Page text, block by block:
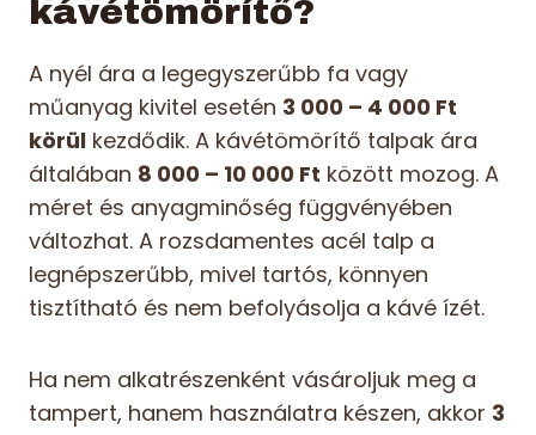
kávétömörítő?
A nyél ára a legegyszerűbb fa vagy
műanyag kivitel esetén 3 000 – 4 000 Ft
körül kezdődik. A kávétömörítő talpak ára
általában 8 000 – 10 000 Ft között mozog. A
méret és anyagminőség függvényében
változhat. A rozsdamentes acél talp a
legnépszerűbb, mivel tartós, könnyen
tisztítható és nem befolyásolja a kávé ízét.
Ha nem alkatrészenként vásároljuk meg a
tampert, hanem használatra készen, akkor 3